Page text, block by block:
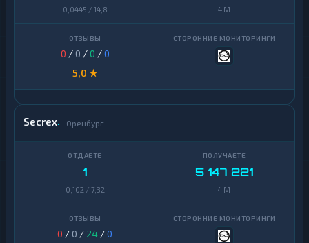
0,0445 / 14,8 4 M
0 / 0 /0 /0
5,0 ★
Secrex Оренбург
1
0,102 / 7,32
5 147 221
4 M
0 / 0 / 24 /0